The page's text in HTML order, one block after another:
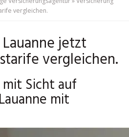
vergleichen.
jetzt
vergleichen.
Sicht auf
mit